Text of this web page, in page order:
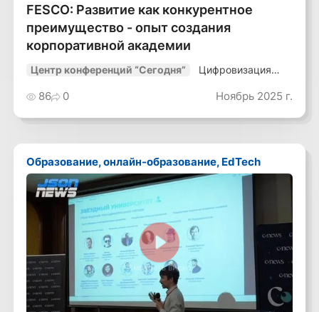
FESCO: Развитие как конкурентное
преимущество - опыт создания
корпоративной академии
Центр конференций “Сегодня”
Цифровизация
86 0 Ноябрь 2025 г.
Образование, онлайн-образование, EdTech
Смотреть видео